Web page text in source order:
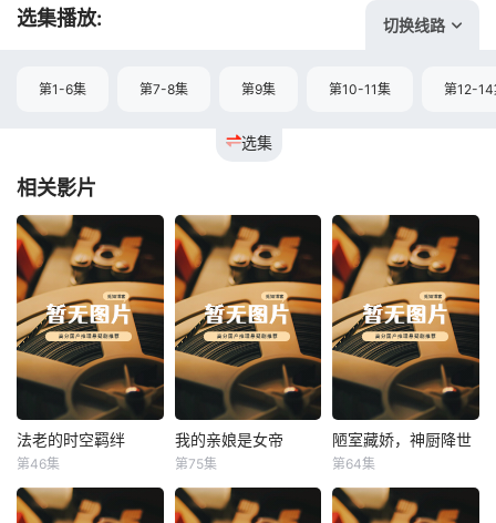
选集播放: 切换线路
选集
第1-6集 第7-8集 第9集 第10-11集 第12-14
相关影片
法老的时空羁绊
法老的时空羁绊
第46集
我的亲娘是女帝
我的亲娘是女帝
第75集
陋室藏娇，神厨降世
陋室藏娇，神厨降世
第64集